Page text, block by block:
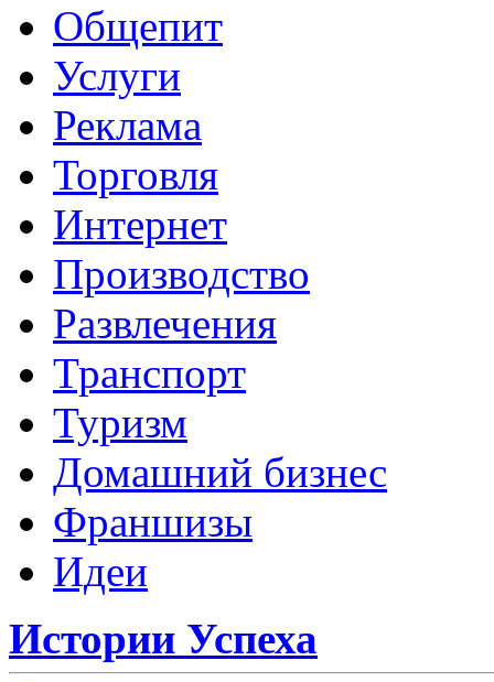
Общепит
Услуги
Реклама
Торговля
Интернет
Производство
Развлечения
Транспорт
Туризм
Домашний бизнес
Франшизы
Идеи
Истории Успеха